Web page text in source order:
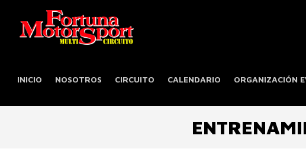
INICIO NOSOTROS CIRCUITO CALENDARIO ORGANIZACIÓN